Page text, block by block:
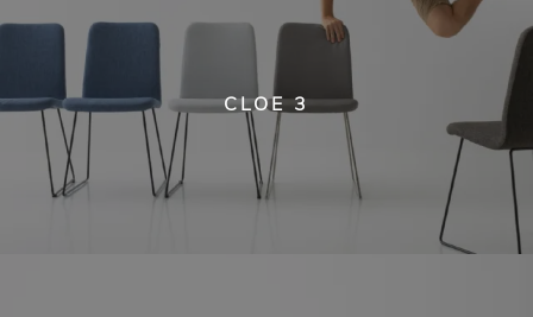
CLOE 3